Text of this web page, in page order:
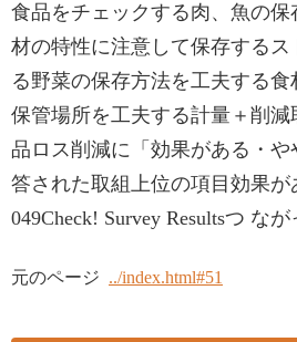
食品をチェックする肉、魚の
材の特性に注意して保存する
る野菜の保存方法を工夫する
保管場所を工夫する計量＋削
品ロス削減に「効果がある・や
答された取組上位の項目効果が
049Check! Survey Resultsつ な
元のページ ../index.html#51